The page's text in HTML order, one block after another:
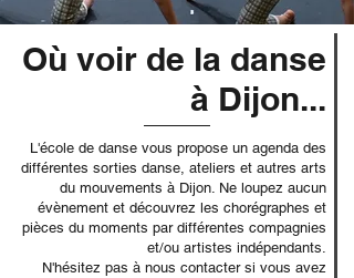
Où voir de la danse
à Dijon...
L'école de danse vous propose un agenda des
différentes sorties danse, ateliers et autres arts
du mouvements à Dijon. Ne loupez aucun
évènement et découvrez les chorégraphes et
pièces du moments par différentes compagnies
et/ou artistes indépendants.
N'hésitez pas à nous contacter si vous avez